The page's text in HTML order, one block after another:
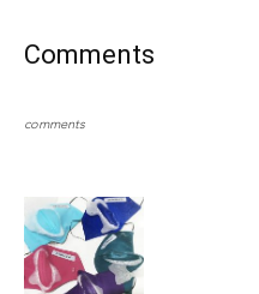
Comments
comments